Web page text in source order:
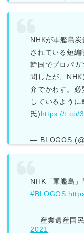
NHKが軍艦島
されている短編
韓国でプロパガ
問したが、
弁でかわす。必
しているよう
氏)https://t.co/
— BLOGOS
NHK「軍艦島
#BLOGOS
— 産業遺産国
2021